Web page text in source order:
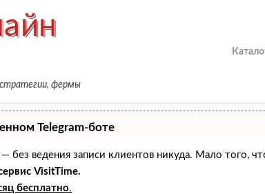
стратегии, фермы
Telegram-боте
— без ведения записи клиентов никуда. Мало
VisitTime.
бесплатно.